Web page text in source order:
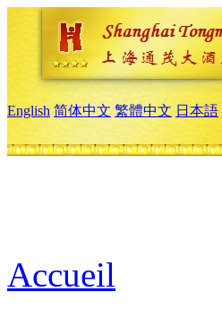
English 简体中文 繁體中文 日本語
Accueil